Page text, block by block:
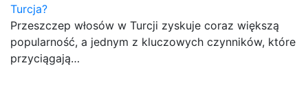
Turcja?
Przeszczep włosów w Turcji zyskuje coraz większą
popularność, a jednym z kluczowych czynników, które
przyciągają…